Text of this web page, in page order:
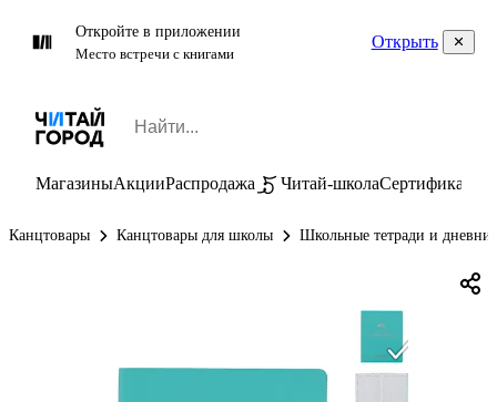
Откройте в приложении
Место встречи с книгами
Открыть
МагазиныАкцииРаспродажа Читай-школаСертификаты
Канцтовары Канцтовары для школы Школьные тетради и